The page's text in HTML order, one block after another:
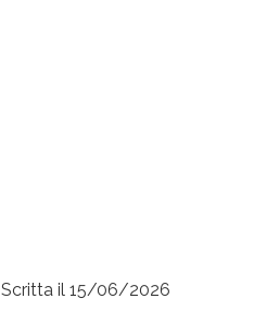
Scritta il 15/06/2026